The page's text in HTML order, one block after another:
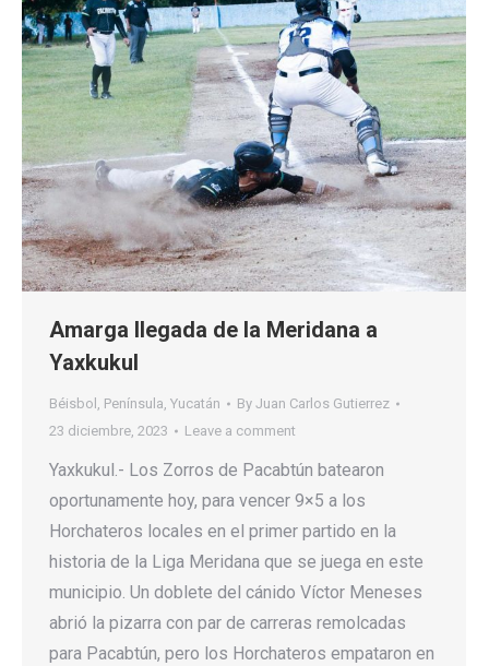
Amarga llegada de la Meridana a
Yaxkukul
Béisbol , Península, Yucatán By Juan Carlos Gutierrez
23 diciembre, 2023
Leave a comment
Yaxkukul.- Los Zorros de Pacabtún batearon
oportunamente hoy, para vencer 9×5 a los
Horchateros locales en el primer partido en la
historia de la Liga Meridana que se juega en este
municipio. Un doblete del cánido Víctor Meneses
abrió la pizarra con par de carreras remolcadas
para Pacabtún, pero los Horchateros empataron en